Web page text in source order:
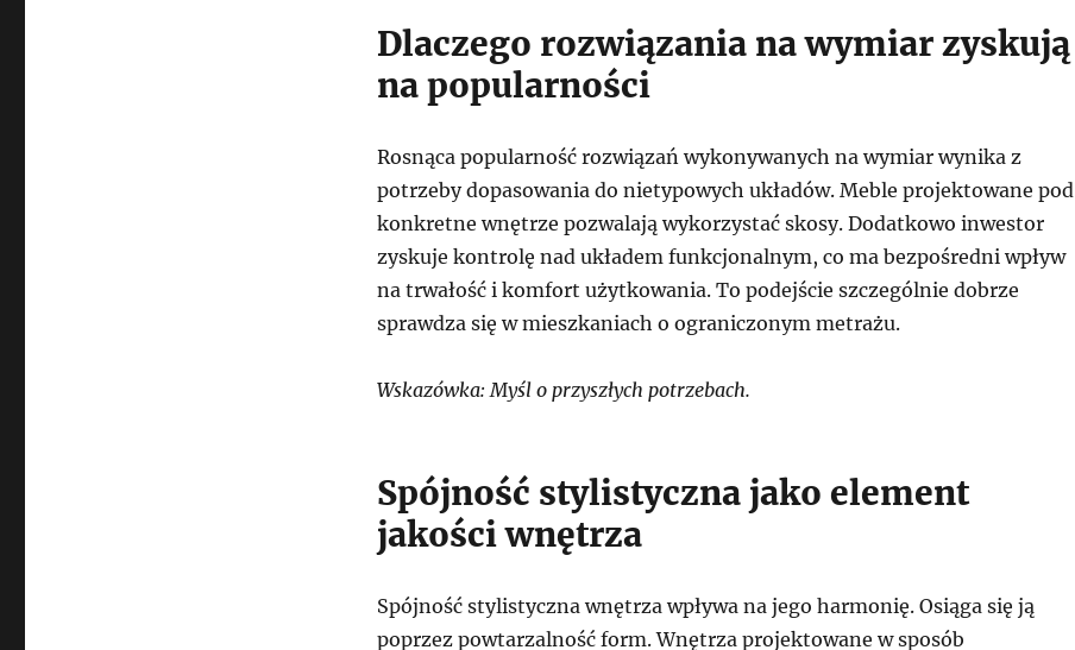
Dlaczego rozwiązania na wymiar zyskują
na popularności
Rosnąca popularność rozwiązań wykonywanych na wymiar wynika z
potrzeby dopasowania do nietypowych układów. Meble projektowane pod
konkretne wnętrze pozwalają wykorzystać skosy. Dodatkowo inwestor
zyskuje kontrolę nad układem funkcjonalnym, co ma bezpośredni wpływ
na trwałość i komfort użytkowania. To podejście szczególnie dobrze
sprawdza się w mieszkaniach o ograniczonym metrażu.
Wskazówka: Myśl o przyszłych potrzebach.
Spójność stylistyczna jako element
jakości wnętrza
Spójność stylistyczna wnętrza wpływa na jego harmonię. Osiąga się ją
poprzez powtarzalność form. Wnętrza projektowane w sposób